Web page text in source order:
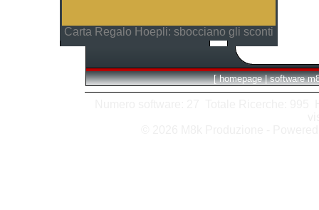
Carta Regalo Hoepli: sbocciano gli sconti
[ homepage | software